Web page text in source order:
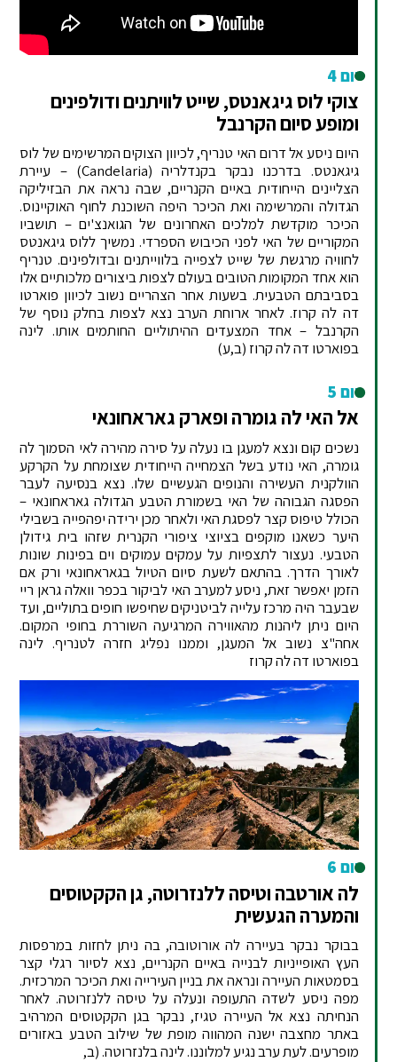
יום 4
צוקי לוס גיגאנטס, שייט לוויתנים ודולפינים
ומופע סיום הקרנבל
היום ניסע אל דרום האי טנריף, לכיוון הצוקים המרשימים של לוס
גיגאנטס. בדרכנו נבקר בקנדלריה (Candelaria) – עיירת
הצליינים הייחודית באיים הקנריים, שבה נראה את הבזיליקה
הגדולה והמרשימה ואת הכיכר היפה השוכנת לחוף האוקיינוס.
הכיכר מוקדשת למלכים האחרונים של הגואנצ'ים – תושביו
המקוריים של האי לפני הכיבוש הספרדי. נמשיך ללוס גיגאנטס
לחוויה מרגשת של שייט לצפייה בלווייתנים ובדולפינים. טנריף
הוא אחד המקומות הטובים בעולם לצפות ביצורים מלכותיים אלו
בסביבתם הטבעית. בשעות אחר הצהריים נשוב לכיוון פוארטו
דה לה קרוז. לאחר ארוחת הערב נצא לצפות בחלק נוסף של
הקרנבל – אחד המצעדים ההיתוליים החותמים אותו. לינה
בפוארטו דה לה קרוז (ב,ע)
יום 5
אל האי לה גומרה ופארק גאראחונאי
נשכים קום ונצא למעגן בו נעלה על סירה מהירה לאי הסמוך לה
גומרה, האי נודע בשל הצמחייה הייחודית שצומחת על הקרקע
הוולקנית העשירה והנופים הגעשיים שלו. נצא בנסיעה לעבר
הפסגה הגבוהה של האי בשמורת הטבע הגדולה גאראחונאי –
הכולל טיפוס קצר לפסגת האי ולאחר מכן ירידה יפהפייה בשבילי
היער כשאנו מוקפים בציוצי ציפורי הקנרית שזהו בית גידולן
הטבעי. נעצור לתצפיות על עמקים עמוקים וים בפינות שונות
לאורך הדרך. בהתאם לשעת סיום הטיול בגאראחונאי ורק אם
הזמן יאפשר זאת, ניסע למערב האי לביקור בכפר וואלה גראן ריי
שבעבר היה מרכז עלייה לביטניקים שחיפשו חופים בתוליים, ועד
היום ניתן ליהנות מהאווירה המרגיעה השוררת בחופי המקום.
אחה"צ נשוב אל המעגן, וממנו נפליג חזרה לטנריף. לינה
בפוארטו דה לה קרוז
יום 6
לה אורטבה וטיסה ללנזרוטה, גן הקקטוסים
והמערה הגעשית
בבוקר נבקר בעיירה לה אורוטובה, בה ניתן לחזות במרפסות
העץ האופייניות לבנייה באיים הקנריים, נצא לסיור רגלי קצר
בסמטאות העיירה ונראה את בניין העירייה ואת הכיכר המרכזית.
מפה ניסע לשדה התעופה ונעלה על טיסה ללנזרוטה. לאחר
הנחיתה נצא אל העיירה טגיז, נבקר בגן הקקטוסים המרהיב
באתר מחצבה ישנה המהווה מופת של שילוב הטבע באזורים
מופרעים. לעת ערב נגיע למלוננו. לינה בלנזרוטה. (ב,